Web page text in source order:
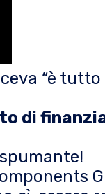
“è
di